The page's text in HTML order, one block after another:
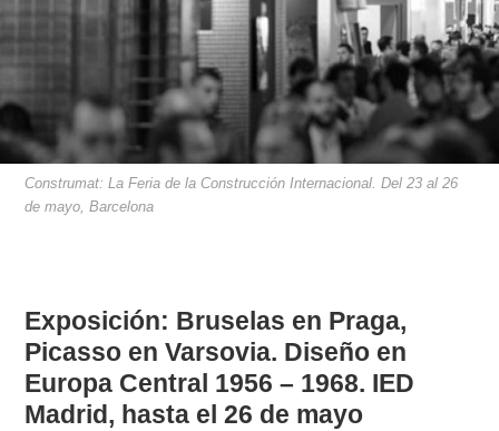
Construmat: La Feria de la Construcción Internacional. Del 23 al 26
de mayo, Barcelona
Exposición: Bruselas en Praga,
Picasso en Varsovia. Diseño en
Europa Central 1956 – 1968. IED
Madrid, hasta el 26 de mayo